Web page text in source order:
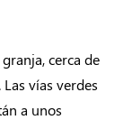
cerca de
vías verdes
a unos